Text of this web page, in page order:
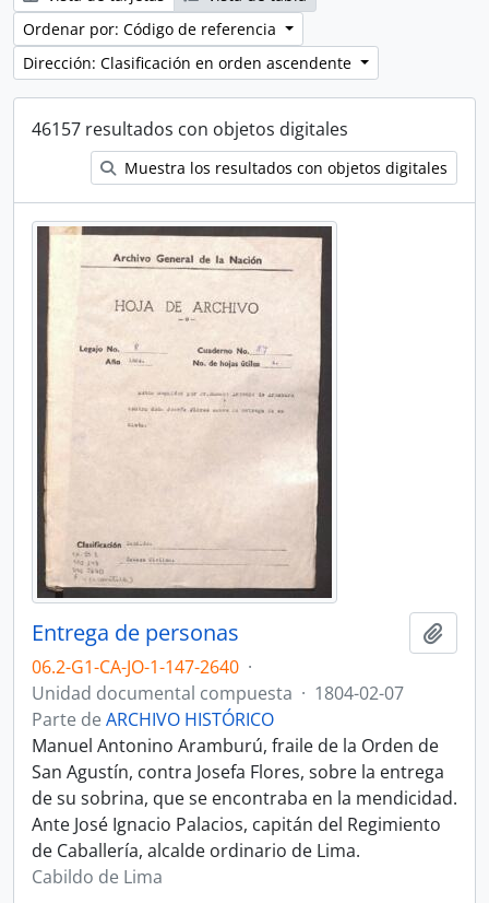
Ordenar por: Código de referencia
Dirección: Clasificación en orden ascendente
46157 resultados con objetos digitales
Muestra los resultados con objetos digitales
Entrega de personas
06.2-G1-CA-JO-1-147-2640 ·
Unidad documental compuesta · 1804-02-07
Parte de ARCHIVO HISTÓRICO
Manuel Antonino Aramburú, fraile de la Orden de
San Agustín, contra Josefa Flores, sobre la entrega
de su sobrina, que se encontraba en la mendicidad.
Ante José Ignacio Palacios, capitán del Regimiento
de Caballería, alcalde ordinario de Lima.
Cabildo de Lima